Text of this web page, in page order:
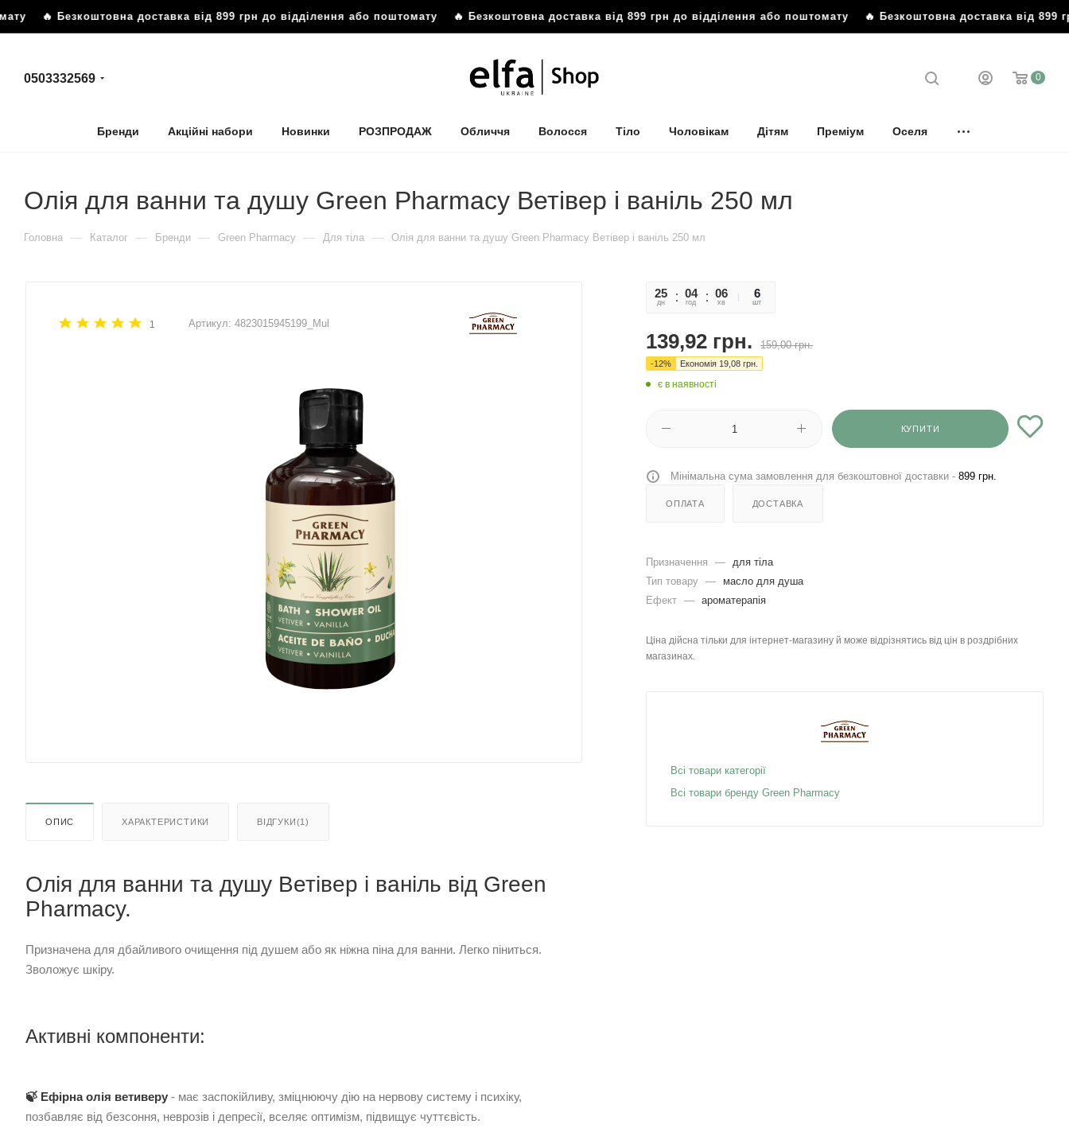
🔥 Безкоштовна доставка від 899 грн до відділення або поштомату🔥 Безкоштовна доставка від 899 грн до відділення або поштомату🔥 Безкоштовна доставка від 899
0503332569 0
Бренди Акційні набори Новинки РОЗПРОДАЖ Обличчя Волосся Тіло Чоловікам Дітям Преміум Оселя
Олія для ванни та душу Green Pharmacy Ветівер і ваніль 250 мл
Головна — Каталог — Бренди — Green Pharmacy — Для тіла — Олія для ванни та душу Green Pharmacy Ветівер і ваніль 250 мл
1 Артикул: 4823015945199_Mul
ОПИС ХАРАКТЕРИСТИКИ ВІДГУКИ(1)
Олія для ванни та душу Ветівер і ваніль від Green
Pharmacy.
Призначена для дбайливого очищення під душем або як ніжна піна для ванни. Легко піниться.
Зволожує шкіру.
Активні компоненти:
🍃 Ефірна олія ветиверу - має заспокійливу, зміцнюючу дію на нервову систему і психіку,
позбавляє від безсоння, неврозів і депресії, вселяє оптимізм, підвищує чуттєвість.
25
дн
04
год
06
хв
40
сек
6
шт
139,92 грн. 159,00грн.
-12% Економія 19,08 грн.
є в наявності
КУПИТИ
Мінімальна сума замовлення для безкоштовної доставки - 899 грн.
ОПЛАТА ДОСТАВКА
Призначення —
для тіла
Тип товару —
масло для душа
Ефект — ароматерапія
Ціна дійсна тільки для інтернет-магазину й може відрізнятись від цін в роздрібних
магазинах.
Всі товари категорії
Всі товари бренду Green Pharmacy